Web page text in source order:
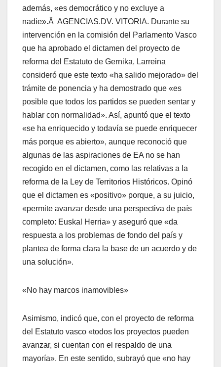
además, «es democrático y no excluye a
nadie».Â AGENCIAS.DV. VITORIA. Durante su
intervención en la comisión del Parlamento Vasco
que ha aprobado el dictamen del proyecto de
reforma del Estatuto de Gernika, Larreina
consideró que este texto «ha salido mejorado» del
trámite de ponencia y ha demostrado que «es
posible que todos los partidos se pueden sentar y
hablar con normalidad». Así­, apuntó que el texto
«se ha enriquecido y todaví­a se puede enriquecer
más porque es abierto», aunque reconoció que
algunas de las aspiraciones de EA no se han
recogido en el dictamen, como las relativas a la
reforma de la Ley de Territorios Históricos. Opinó
que el dictamen es «positivo» porque, a su juicio,
«permite avanzar desde una perspectiva de paí­s
completo: Euskal Herria» y aseguró que «da
respuesta a los problemas de fondo del paí­s y
plantea de forma clara la base de un acuerdo y de
una solución».
«No hay marcos inamovibles»
Asimismo, indicó que, con el proyecto de reforma
del Estatuto vasco «todos los proyectos pueden
avanzar, si cuentan con el respaldo de una
mayorí­a». En este sentido, subrayó que «no hay